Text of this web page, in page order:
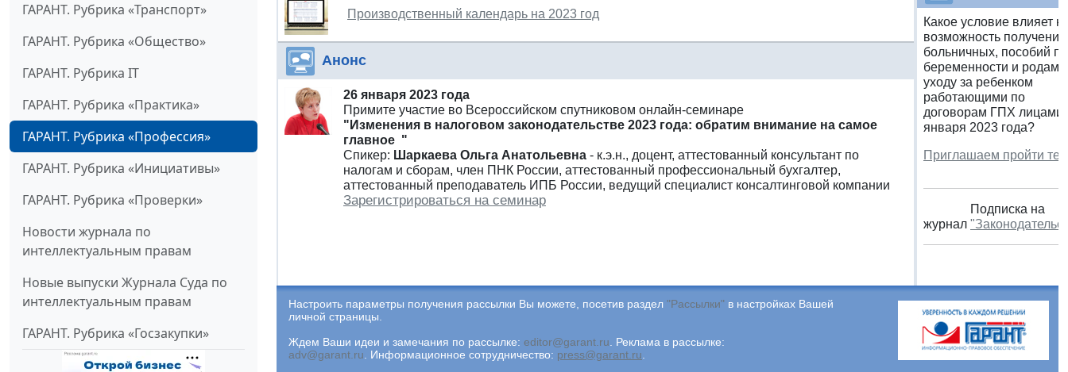
ГАРАНТ. Рубрика «Транспорт»
ГАРАНТ. Рубрика «Общество»
ГАРАНТ. Рубрика IT
ГАРАНТ. Рубрика «Практика»
ГАРАНТ. Рубрика «Профессия»
ГАРАНТ. Рубрика «Инициативы»
ГАРАНТ. Рубрика «Проверки»
Новости журнала по
интеллектуальным правам
Новые выпуски Журнала Суда по
интеллектуальным правам
ГАРАНТ. Рубрика «Госзакупки»
Производственный календарь на 2023 год
Анонс
26 января 2023 года
Примите участие во Всероссийском спутниковом онлайн-семинаре
"Изменения в налоговом законодательстве 2023 года: обратим внимание на самое
главное "
Спикер: Шаркаева Ольга Анатольевна - к.э.н., доцент, аттестованный консультант по
налогам и сборам, член ПНК России, аттестованный профессиональный бухгалтер,
аттестованный преподаватель ИПБ России, ведущий специалист консалтинговой компании
Зарегистрироваться на семинар
Какое условие влияет
возможность получения
больничных, пособий по
беременности и родам
уходу за ребенком
работающими по
договорам ГПХ лицами
января 2023 года?
Приглашаем пройти
Подписка на
журнал
Настроить параметры получения рассылки Вы можете, посетив раздел "Рассылки" в настройках Вашей
личной страницы.
Ждем Ваши идеи и замечания по рассылке: editor@garant.ru
Реклама в рассылке:
adv@garant.ru
Информационное сотрудничество: press@garant.ru